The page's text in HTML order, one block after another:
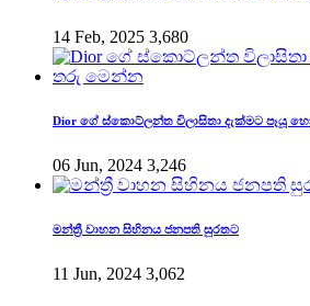
14 Feb, 2025 3,680
Dior ගේ ස්කොට්ලන්ත විලාසිතා දැක්මට පෑයූ
06 Jun, 2024 3,246
මන්ත්‍රී වාහන සිහිනය ජනපති සුරතට
11 Jun, 2024 3,062